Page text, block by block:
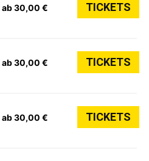
ab 30,00 € TICKETS
ab 30,00 € TICKETS
ab 30,00 € TICKETS